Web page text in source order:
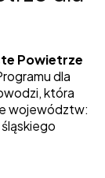
Powietrze
dla
która
województw: